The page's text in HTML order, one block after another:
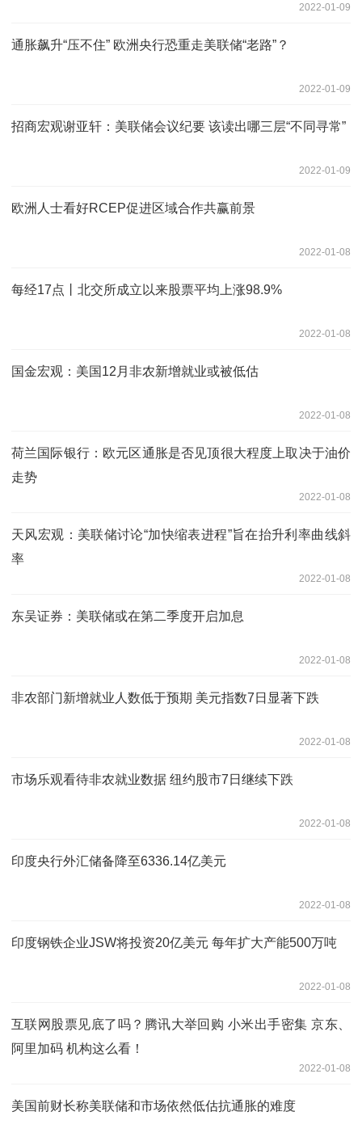
2022-01-09
通胀飙升“压不住” 欧洲央行恐重走美联储“老路”？
2022-01-09
招商宏观谢亚轩：美联储会议纪要 该读出哪三层“不同寻常”
2022-01-09
欧洲人士看好RCEP促进区域合作共赢前景
2022-01-08
每经17点丨北交所成立以来股票平均上涨98.9%
2022-01-08
国金宏观：美国12月非农新增就业或被低估
2022-01-08
荷兰国际银行：欧元区通胀是否见顶很大程度上取决于油价
走势
2022-01-08
天风宏观：美联储讨论“加快缩表进程”旨在抬升利率曲线斜
率
2022-01-08
东吴证券：美联储或在第二季度开启加息
2022-01-08
非农部门新增就业人数低于预期 美元指数7日显著下跌
2022-01-08
市场乐观看待非农就业数据 纽约股市7日继续下跌
2022-01-08
印度央行外汇储备降至6336.14亿美元
2022-01-08
印度钢铁企业JSW将投资20亿美元 每年扩大产能500万吨
2022-01-08
互联网股票见底了吗？腾讯大举回购 小米出手密集 京东、
阿里加码 机构这么看！
2022-01-08
美国前财长称美联储和市场依然低估抗通胀的难度